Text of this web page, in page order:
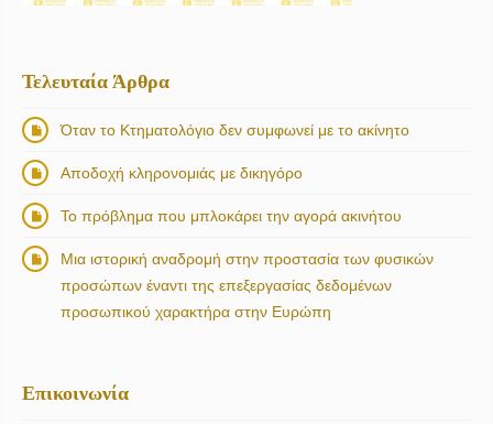
Τελευταία Άρθρα
Όταν το Κτηματολόγιο δεν συμφωνεί με το ακίνητο
Αποδοχή κληρονομιάς με δικηγόρο
Το πρόβλημα που μπλοκάρει την αγορά ακινήτου
Μια ιστορική αναδρομή στην προστασία των φυσικών
προσώπων έναντι της επεξεργασίας δεδομένων
προσωπικού χαρακτήρα στην Ευρώπη
Επικοινωνία